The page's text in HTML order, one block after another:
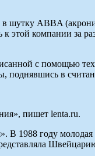
шутку ABBA
компании за
с помощью
поднявшись в
пишет lenta.ru.
году молодая